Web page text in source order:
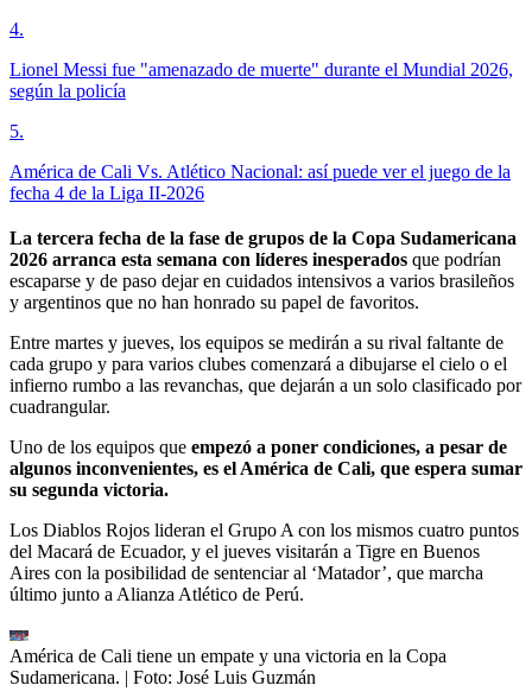
4.
Lionel Messi fue "amenazado de muerte" durante el Mundial 2026,
según la policía
5.
América de Cali Vs. Atlético Nacional: así puede ver el juego de la
fecha 4 de la Liga II-2026
La tercera fecha de la fase de grupos de la Copa Sudamericana
2026 arranca esta semana con líderes inesperados que podrían
escaparse y de paso dejar en cuidados intensivos a varios brasileños
y argentinos que no han honrado su papel de favoritos.
Entre martes y jueves, los equipos se medirán a su rival faltante de
cada grupo y para varios clubes comenzará a dibujarse el cielo o el
infierno rumbo a las revanchas, que dejarán a un solo clasificado por
cuadrangular.
Uno de los equipos que empezó a poner condiciones, a pesar de
algunos inconvenientes, es el América de Cali, que espera sumar
su segunda victoria.
Los Diablos Rojos lideran el Grupo A con los mismos cuatro puntos
del Macará de Ecuador, y el jueves visitarán a Tigre en Buenos
Aires con la posibilidad de sentenciar al ‘Matador’, que marcha
último junto a Alianza Atlético de Perú.
América de Cali tiene un empate y una victoria en la Copa
Sudamericana. | Foto: José Luis Guzmán